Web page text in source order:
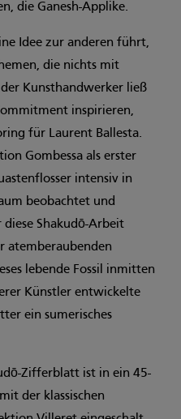
die Ganesh-Applike.
Idee zur anderen führt,
die nichts mit
Kunsthandwerker ließ
inspirieren,
für Laurent Ballesta.
Gombessa als erster
intensiv in
beobachtet und
Shakudō-Arbeit
atemberaubenden
lebende Fossil inmitten
Künstler entwickelte
ein sumerisches
Zifferblatt ist in ein 45-
der klassischen